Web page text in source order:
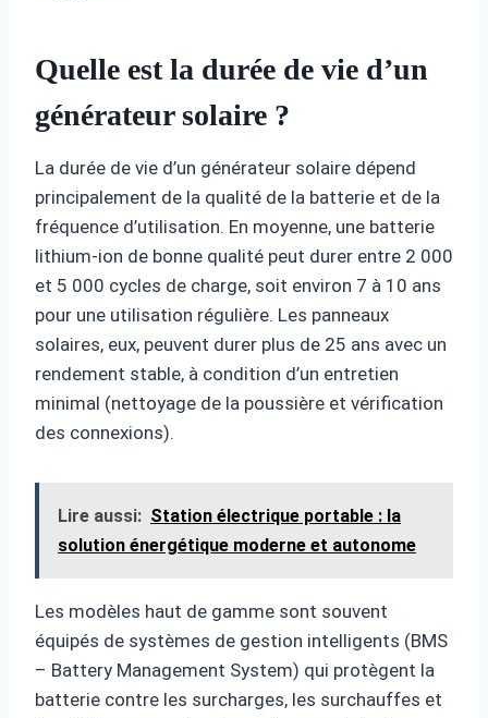
Quelle est la durée de vie d’un
générateur solaire ?
La durée de vie d’un générateur solaire dépend
principalement de la qualité de la batterie et de la
fréquence d’utilisation. En moyenne, une batterie
lithium-ion de bonne qualité peut durer entre 2 000
et 5 000 cycles de charge, soit environ 7 à 10 ans
pour une utilisation régulière. Les panneaux
solaires, eux, peuvent durer plus de 25 ans avec un
rendement stable, à condition d’un entretien
minimal (nettoyage de la poussière et vérification
des connexions).
Lire aussi: Station électrique portable : la
solution énergétique moderne et autonome
Les modèles haut de gamme sont souvent
équipés de systèmes de gestion intelligents (BMS
– Battery Management System) qui protègent la
batterie contre les surcharges, les surchauffes et